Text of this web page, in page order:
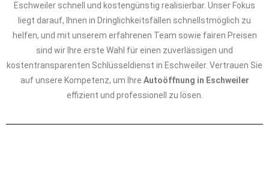
Eschweiler schnell und kostengünstig realisierbar. Unser Fokus
liegt darauf, Ihnen in Dringlichkeitsfällen schnellstmöglich zu
helfen, und mit unserem erfahrenen Team sowie fairen Preisen
sind wir Ihre erste Wahl für einen zuverlässigen und
kostentransparenten Schlüsseldienst in Eschweiler. Vertrauen Sie
auf unsere Kompetenz, um Ihre Autoöffnung in Eschweiler
effizient und professionell zu lösen.